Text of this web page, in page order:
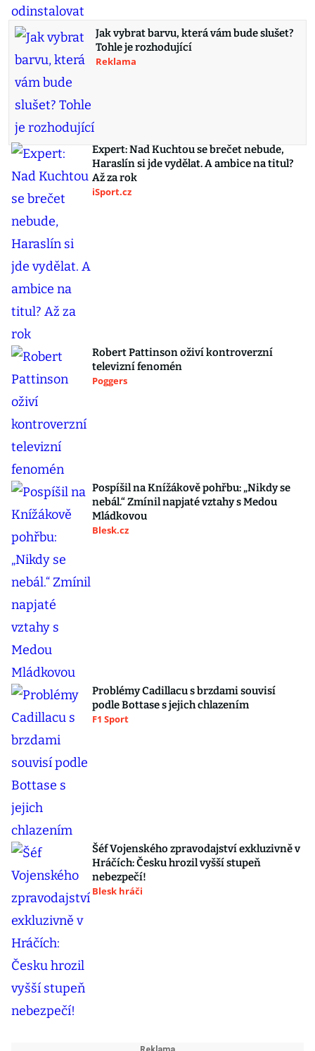
Jak vybrat barvu, která vám bude slušet?
Tohle je rozhodující
Reklama
Expert: Nad Kuchtou se brečet nebude,
Haraslín si jde vydělat. A ambice na titul?
Až za rok
iSport.cz
Robert Pattinson oživí kontroverzní
televizní fenomén
Poggers
Pospíšil na Knížákově pohřbu: „Nikdy se
nebál.“ Zmínil napjaté vztahy s Medou
Mládkovou
Blesk.cz
Problémy Cadillacu s brzdami souvisí
podle Bottase s jejich chlazením
F1 Sport
Šéf Vojenského zpravodajství exkluzivně v
Hráčích: Česku hrozil vyšší stupeň
nebezpečí!
Blesk hráči